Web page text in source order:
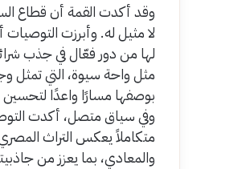
وقد أكدت القمة أن قطاع
لا مثيل له. وأبرزت التوصيات
لها من دور فعّال في جذب
مثل واحة سيوة، التي تمثل
بوصفها مسارًا واعدًا لتحسين
وفي سياق متصل، أكدت
متكاملاً يعكس التراث
والمعادي، بما يعزز من